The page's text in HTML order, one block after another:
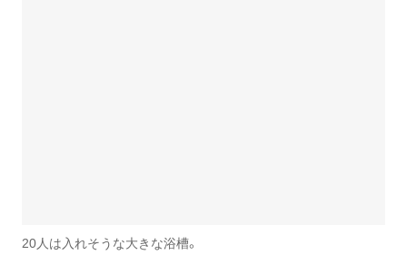
20人は入れそうな大きな浴槽。